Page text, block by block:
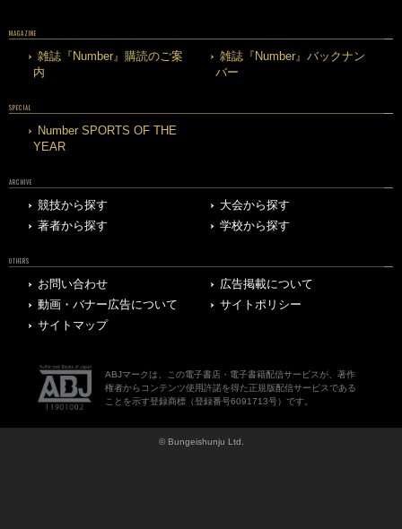
MAGAZINE
雑誌『Number』購読のご案
内
雑誌『Number』バックナン
バー
SPECIAL
Number SPORTS OF THE
YEAR
ARCHIVE
競技から探す
大会から探す
著者から探す
学校から探す
OTHERS
お問い合わせ
広告掲載について
動画・バナー広告について
サイトポリシー
サイトマップ
ABJマークは、この電子書店・電子書籍配信サービスが、著作
権者からコンテンツ使用許諾を得た正規版配信サービスである
ことを示す登録商標（登録番号6091713号）です。
© Bungeishunju Ltd.